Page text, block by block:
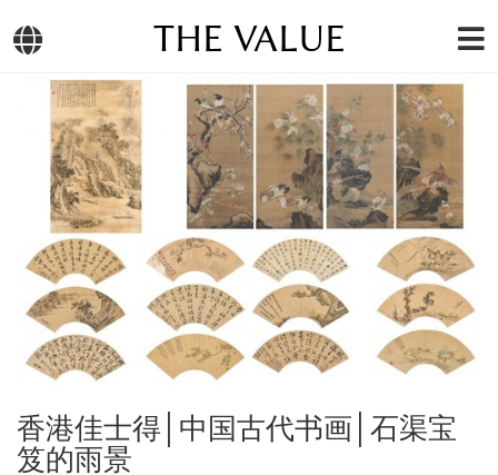
THE VALUE
香港佳士得│中国古代书画│石渠宝
笈的雨景